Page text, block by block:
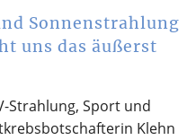
Sonnenstrahlung
uns das äußerst
Strahlung, Sport und
Klehn